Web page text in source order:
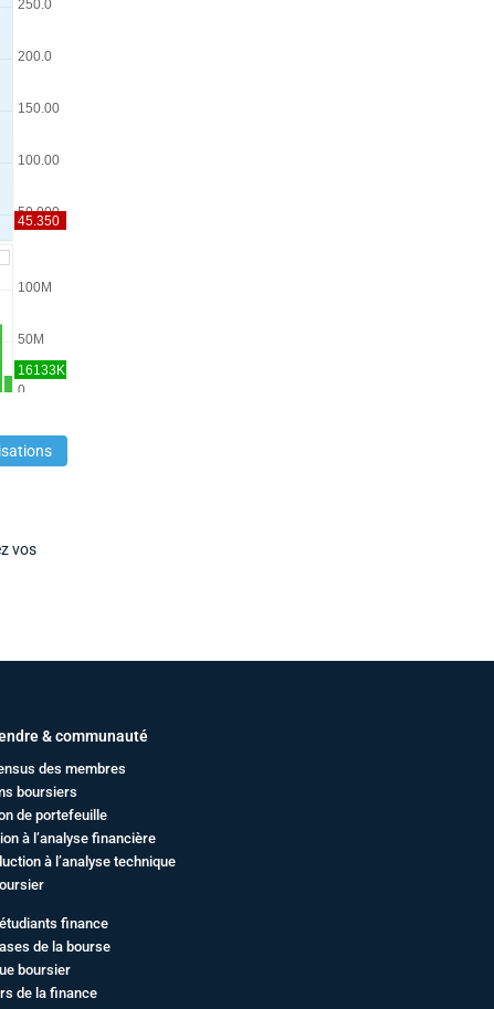
vos
& communauté
des membres
boursiers
de portefeuille
à l’analyse financière
à l’analyse technique
finance
de la bourse
boursier
de la finance